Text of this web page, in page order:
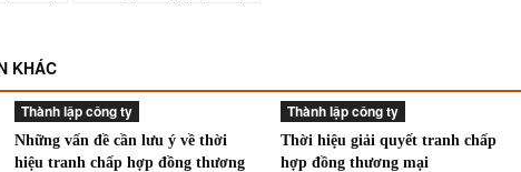
KHÁC
Thành lập công ty
Những vấn đề cần lưu ý về thời
hiệu tranh chấp hợp đồng thương
Thành lập công ty
Thời hiệu giải quyết tranh chấp
hợp đồng thương mại